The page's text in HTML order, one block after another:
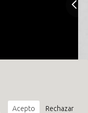
Acepto Rechazar